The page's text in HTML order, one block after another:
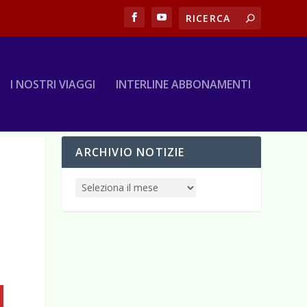
I NOSTRI VIAGGI INTERLINE ABBONAMENTI
ARCHIVIO NOTIZIE